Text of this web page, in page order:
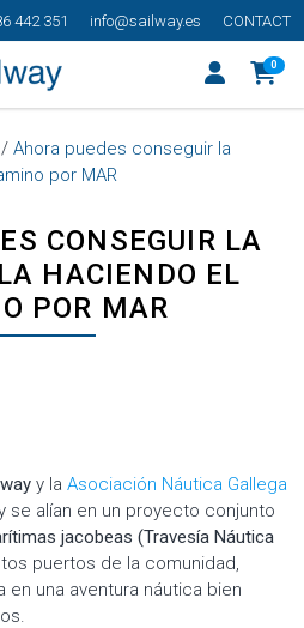
442 351 info@sailway.es CONTACT
0
/Ahora puedes conseguir la
por MAR
CONSEGUIR LA
HACIENDO EL
POR MAR
y laAsociación Náutica Gallega
se alían en un proyecto conjunto
jacobeas (Travesía Náutica
puertos de la comunidad,
una aventura náutica bien